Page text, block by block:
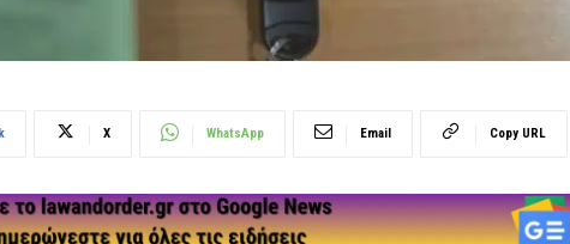
X WhatsApp Email Copy URL